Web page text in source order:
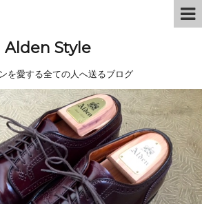
Alden Style
を愛する全ての人へ送るブログ